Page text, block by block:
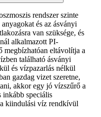
rendszer szinte
és az ásványi
van szüksége, és
alkalmazott PI-
megbízhatóan eltávolítja a
található ásványi
és vízpazarlás nélkül
gazdag vizet szeretne,
akkor egy jó vízszűrő a
inkább speciális
kiindulási víz rendkívül